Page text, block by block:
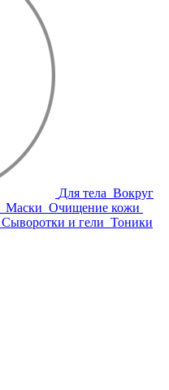
Для тела Вокруг
Маски Очищение кожи
Сыворотки и гели Тоники